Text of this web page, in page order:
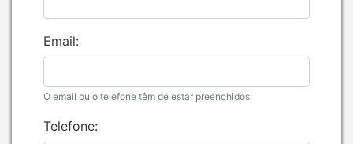
Email:
O email ou o telefone têm de estar preenchidos.
Telefone: